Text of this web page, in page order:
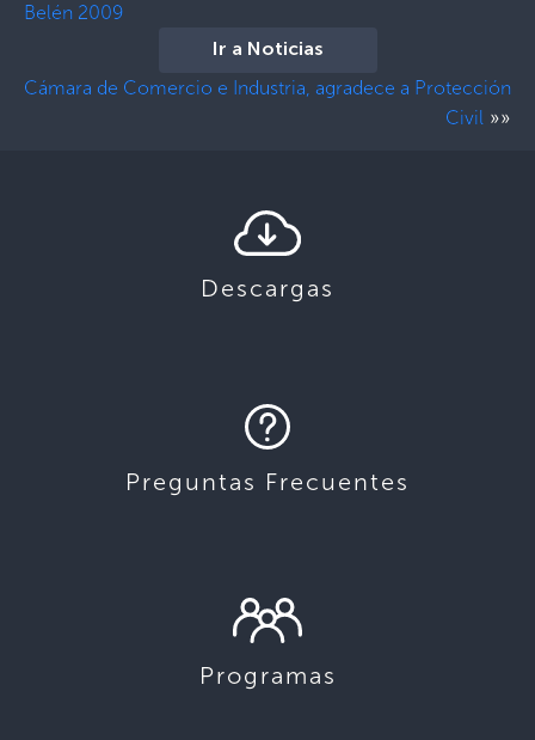
Belén 2009
Ir a Noticias
Cámara de Comercio e Industria, agradece a Protección
Civil »»
Descargas
Preguntas Frecuentes
Programas